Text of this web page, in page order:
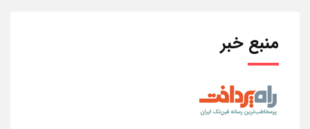
منبع خبر